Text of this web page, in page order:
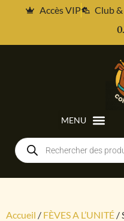
Accès VIP Club
Accueil / FÈVES A L’UNITÉ /